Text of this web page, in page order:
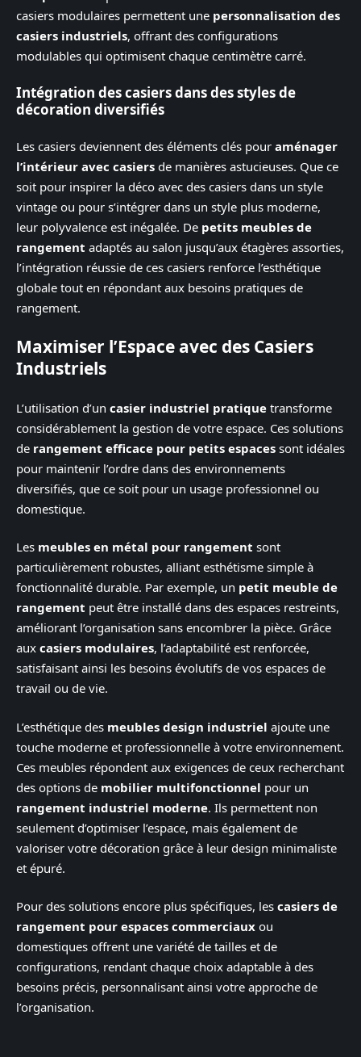
casiers modulaires permettent une personnalisation des
casiers industriels, offrant des configurations
modulables qui optimisent chaque centimètre carré.
Intégration des casiers dans des styles de
décoration diversifiés
Les casiers deviennent des éléments clés pour aménager
l’intérieur avec casiers de manières astucieuses. Que ce
soit pour inspirer la déco avec des casiers dans un style
vintage ou pour s’intégrer dans un style plus moderne,
leur polyvalence est inégalée. De petits meubles de
rangement adaptés au salon jusqu’aux étagères assorties,
l’intégration réussie de ces casiers renforce l’esthétique
globale tout en répondant aux besoins pratiques de
rangement.
Maximiser l’Espace avec des Casiers
Industriels
L’utilisation d’un casier industriel pratique transforme
considérablement la gestion de votre espace. Ces solutions
de rangement efficace pour petits espaces sont idéales
pour maintenir l’ordre dans des environnements
diversifiés, que ce soit pour un usage professionnel ou
domestique.
Les meubles en métal pour rangement sont
particulièrement robustes, alliant esthétisme simple à
fonctionnalité durable. Par exemple, un petit meuble de
rangement peut être installé dans des espaces restreints,
améliorant l’organisation sans encombrer la pièce. Grâce
aux casiers modulaires, l’adaptabilité est renforcée,
satisfaisant ainsi les besoins évolutifs de vos espaces de
travail ou de vie.
L’esthétique des meubles design industriel ajoute une
touche moderne et professionnelle à votre environnement.
Ces meubles répondent aux exigences de ceux recherchant
des options de mobilier multifonctionnel pour un
rangement industriel moderne. Ils permettent non
seulement d’optimiser l’espace, mais également de
valoriser votre décoration grâce à leur design minimaliste
et épuré.
Pour des solutions encore plus spécifiques, les casiers de
rangement pour espaces commerciaux ou
domestiques offrent une variété de tailles et de
configurations, rendant chaque choix adaptable à des
besoins précis, personnalisant ainsi votre approche de
l’organisation.